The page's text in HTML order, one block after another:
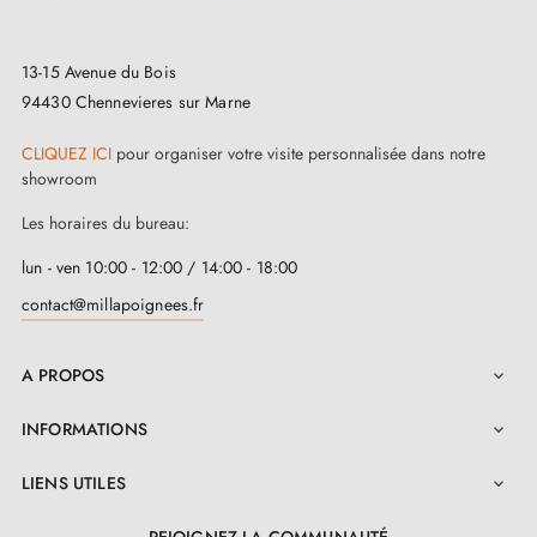
longévité, évitez de l'exposer aux intempéries
extérieures. Pour une protection supplémentaire,
13-15 Avenue du Bois
94430 Chennevieres sur Marne
CLIQUEZ ICI pour organiser votre visite personnalisée dans notre
showroom
Les horaires du bureau:
lun - ven 10:00 - 12:00 / 14:00 - 18:00
contact@millapoignees.fr
A PROPOS 
INFORMATIONS 
LIENS UTILES 